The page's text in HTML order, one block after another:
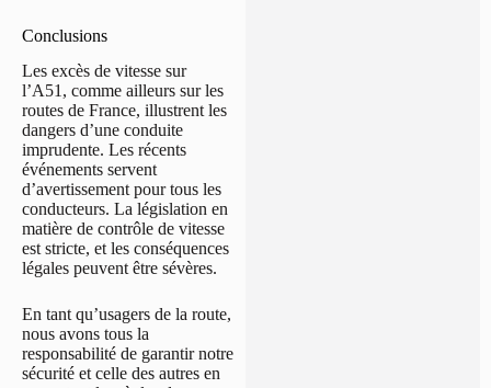
Conclusions
Les excès de vitesse sur
l’A51, comme ailleurs sur les
routes de France, illustrent les
dangers d’une conduite
imprudente. Les récents
événements servent
d’avertissement pour tous les
conducteurs. La législation en
matière de contrôle de vitesse
est stricte, et les conséquences
légales peuvent être sévères.
En tant qu’usagers de la route,
nous avons tous la
responsabilité de garantir notre
sécurité et celle des autres en